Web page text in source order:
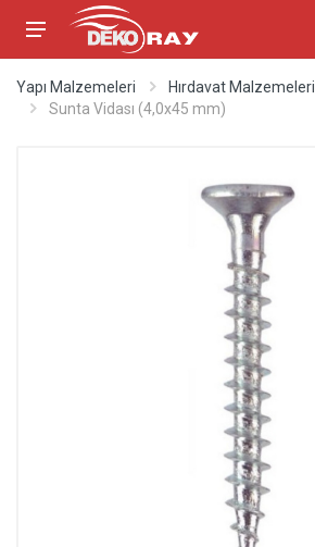
Yapı Malzemeleri Hırdavat Malzemeleri
Sunta Vidası (4,0x45 mm)